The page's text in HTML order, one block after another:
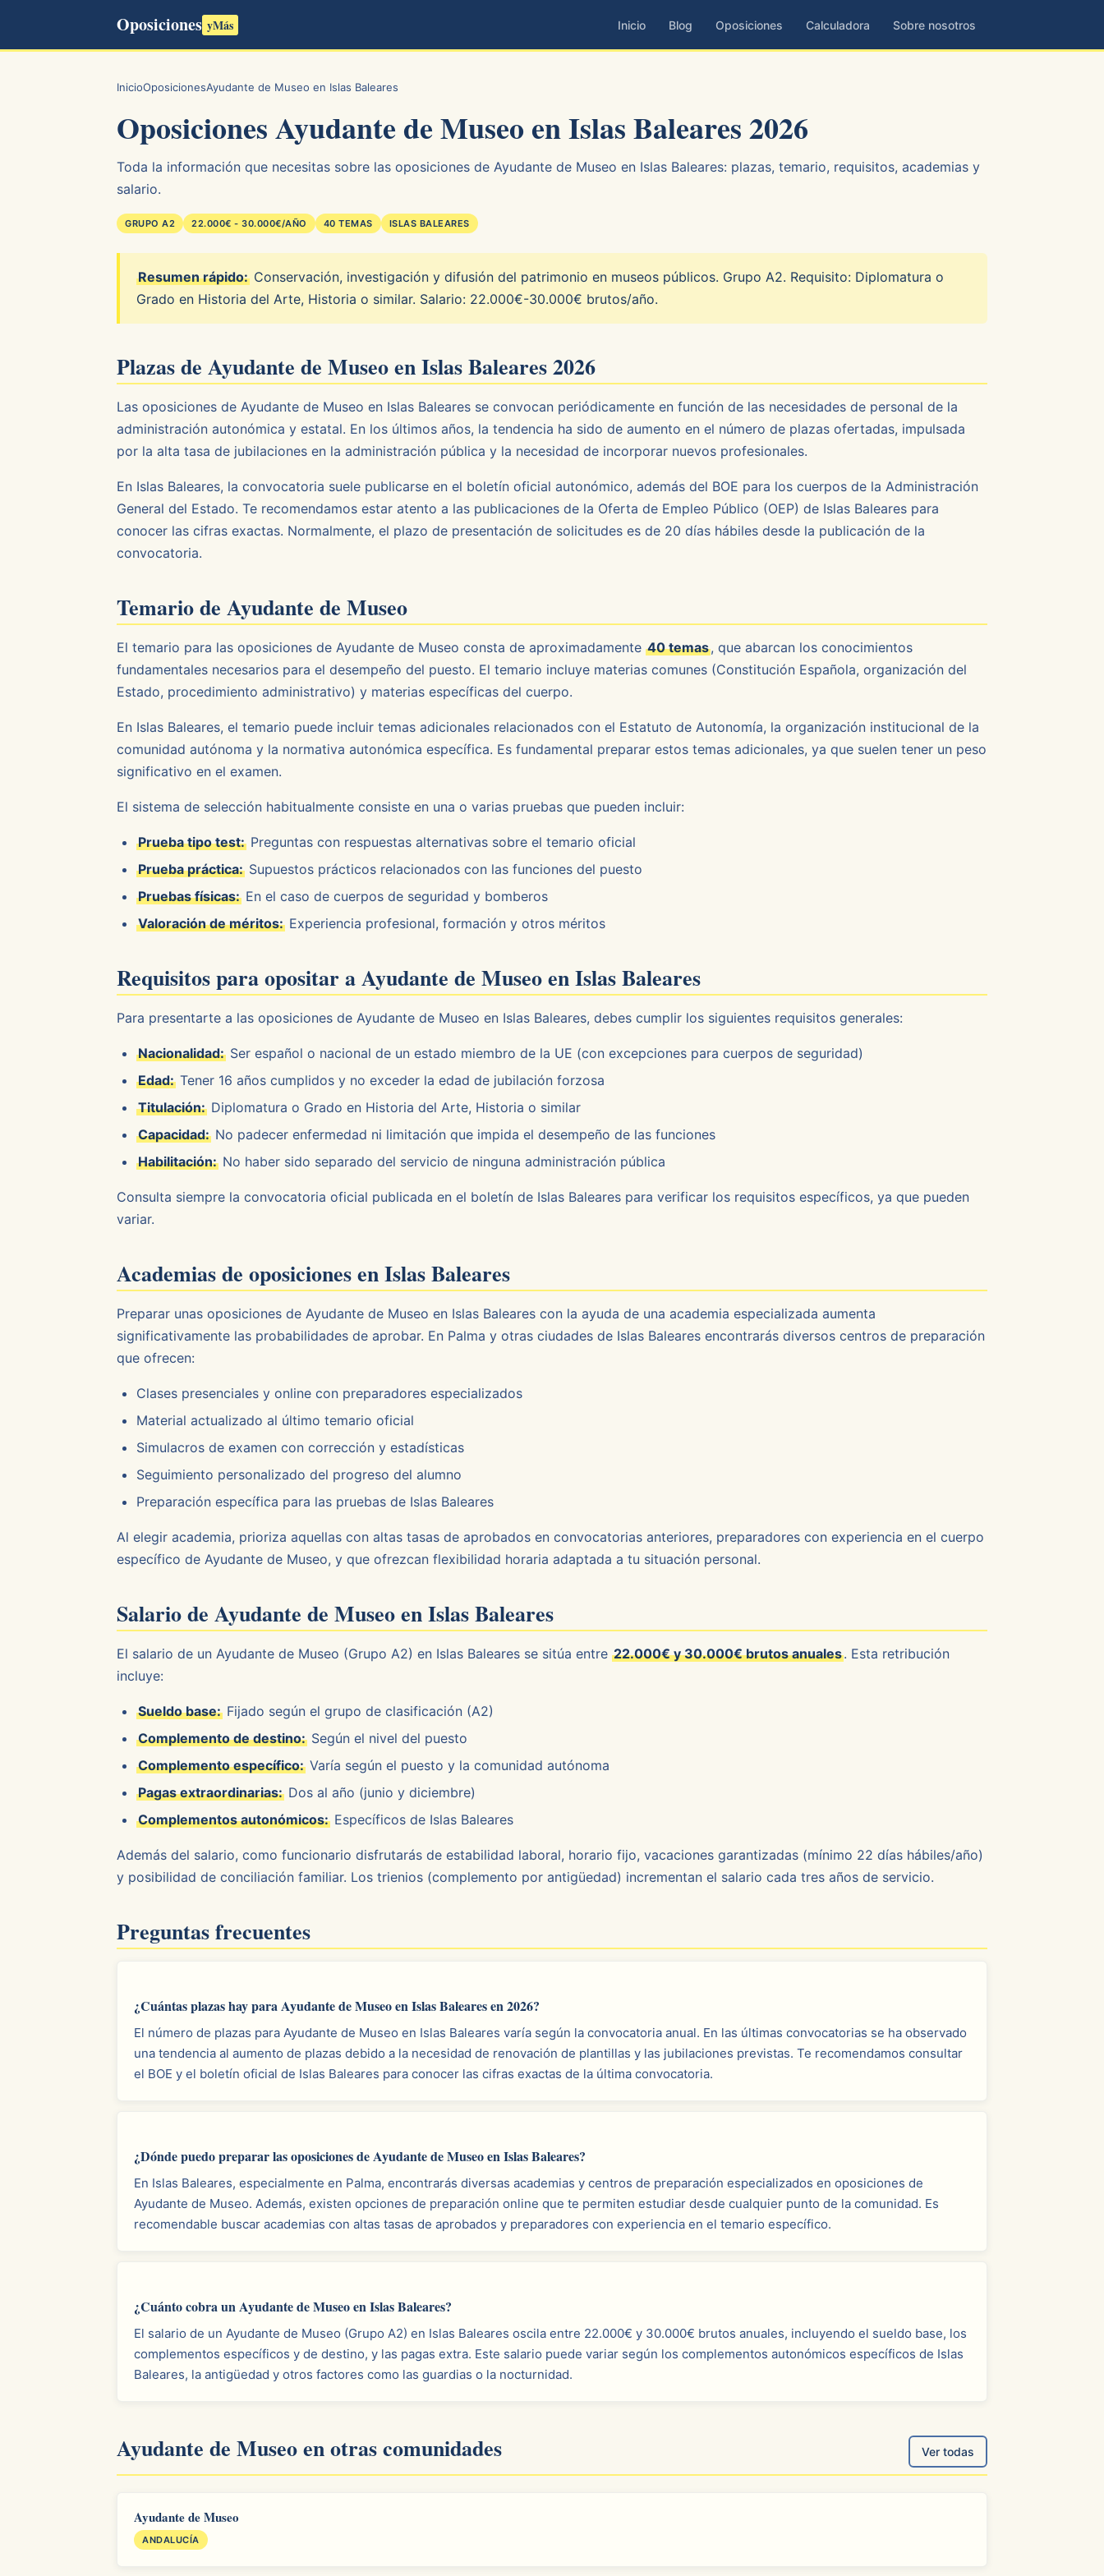
Oposiciones yMás Inicio Blog Oposiciones Calculadora Sobre nosotros
InicioOposicionesAyudante de Museo en Islas Baleares
Oposiciones Ayudante de Museo en Islas Baleares 2026
Toda la información que necesitas sobre las oposiciones de Ayudante de Museo en Islas Baleares: plazas, temario, requisitos, academias y
salario.
GRUPO A2 22.000€ - 30.000€/AÑO 40 TEMAS ISLAS BALEARES
Resumen rápido: Conservación, investigación y difusión del patrimonio en museos públicos. Grupo A2. Requisito: Diplomatura o
Grado en Historia del Arte, Historia o similar. Salario: 22.000€-30.000€ brutos/año.
Plazas de Ayudante de Museo en Islas Baleares 2026
Las oposiciones de Ayudante de Museo en Islas Baleares se convocan periódicamente en función de las necesidades de personal de la
administración autonómica y estatal. En los últimos años, la tendencia ha sido de aumento en el número de plazas ofertadas, impulsada
por la alta tasa de jubilaciones en la administración pública y la necesidad de incorporar nuevos profesionales.
En Islas Baleares, la convocatoria suele publicarse en el boletín oficial autonómico, además del BOE para los cuerpos de la Administración
General del Estado. Te recomendamos estar atento a las publicaciones de la Oferta de Empleo Público (OEP) de Islas Baleares para
conocer las cifras exactas. Normalmente, el plazo de presentación de solicitudes es de 20 días hábiles desde la publicación de la
convocatoria.
Temario de Ayudante de Museo
El temario para las oposiciones de Ayudante de Museo consta de aproximadamente 40 temas, que abarcan los conocimientos
fundamentales necesarios para el desempeño del puesto. El temario incluye materias comunes (Constitución Española, organización del
Estado, procedimiento administrativo) y materias específicas del cuerpo.
En Islas Baleares, el temario puede incluir temas adicionales relacionados con el Estatuto de Autonomía, la organización institucional de la
comunidad autónoma y la normativa autonómica específica. Es fundamental preparar estos temas adicionales, ya que suelen tener un peso
significativo en el examen.
El sistema de selección habitualmente consiste en una o varias pruebas que pueden incluir:
Prueba tipo test: Preguntas con respuestas alternativas sobre el temario oficial
Prueba práctica: Supuestos prácticos relacionados con las funciones del puesto
Pruebas físicas: En el caso de cuerpos de seguridad y bomberos
Valoración de méritos: Experiencia profesional, formación y otros méritos
Requisitos para opositar a Ayudante de Museo en Islas Baleares
Para presentarte a las oposiciones de Ayudante de Museo en Islas Baleares, debes cumplir los siguientes requisitos generales:
Nacionalidad: Ser español o nacional de un estado miembro de la UE (con excepciones para cuerpos de seguridad)
Edad: Tener 16 años cumplidos y no exceder la edad de jubilación forzosa
Titulación: Diplomatura o Grado en Historia del Arte, Historia o similar
Capacidad: No padecer enfermedad ni limitación que impida el desempeño de las funciones
Habilitación: No haber sido separado del servicio de ninguna administración pública
Consulta siempre la convocatoria oficial publicada en el boletín de Islas Baleares para verificar los requisitos específicos, ya que pueden
variar.
Academias de oposiciones en Islas Baleares
Preparar unas oposiciones de Ayudante de Museo en Islas Baleares con la ayuda de una academia especializada aumenta
significativamente las probabilidades de aprobar. En Palma y otras ciudades de Islas Baleares encontrarás diversos centros de preparación
que ofrecen:
Clases presenciales y online con preparadores especializados
Material actualizado al último temario oficial
Simulacros de examen con corrección y estadísticas
Seguimiento personalizado del progreso del alumno
Preparación específica para las pruebas de Islas Baleares
Al elegir academia, prioriza aquellas con altas tasas de aprobados en convocatorias anteriores, preparadores con experiencia en el cuerpo
específico de Ayudante de Museo, y que ofrezcan flexibilidad horaria adaptada a tu situación personal.
Salario de Ayudante de Museo en Islas Baleares
El salario de un Ayudante de Museo (Grupo A2) en Islas Baleares se sitúa entre 22.000€ y 30.000€ brutos anuales. Esta retribución
incluye:
Sueldo base: Fijado según el grupo de clasificación (A2)
Complemento de destino: Según el nivel del puesto
Complemento específico: Varía según el puesto y la comunidad autónoma
Pagas extraordinarias: Dos al año (junio y diciembre)
Complementos autonómicos: Específicos de Islas Baleares
Además del salario, como funcionario disfrutarás de estabilidad laboral, horario fijo, vacaciones garantizadas (mínimo 22 días hábiles/año)
y posibilidad de conciliación familiar. Los trienios (complemento por antigüedad) incrementan el salario cada tres años de servicio.
Preguntas frecuentes
¿Cuántas plazas hay para Ayudante de Museo en Islas Baleares en 2026?
El número de plazas para Ayudante de Museo en Islas Baleares varía según la convocatoria anual. En las últimas convocatorias se ha observado
una tendencia al aumento de plazas debido a la necesidad de renovación de plantillas y las jubilaciones previstas. Te recomendamos consultar
el BOE y el boletín oficial de Islas Baleares para conocer las cifras exactas de la última convocatoria.
¿Dónde puedo preparar las oposiciones de Ayudante de Museo en Islas Baleares?
En Islas Baleares, especialmente en Palma, encontrarás diversas academias y centros de preparación especializados en oposiciones de
Ayudante de Museo. Además, existen opciones de preparación online que te permiten estudiar desde cualquier punto de la comunidad. Es
recomendable buscar academias con altas tasas de aprobados y preparadores con experiencia en el temario específico.
¿Cuánto cobra un Ayudante de Museo en Islas Baleares?
El salario de un Ayudante de Museo (Grupo A2) en Islas Baleares oscila entre 22.000€ y 30.000€ brutos anuales, incluyendo el sueldo base, los
complementos específicos y de destino, y las pagas extra. Este salario puede variar según los complementos autonómicos específicos de Islas
Baleares, la antigüedad y otros factores como las guardias o la nocturnidad.
Ayudante de Museo en otras comunidades Ver todas
Ayudante de Museo
ANDALUCÍA